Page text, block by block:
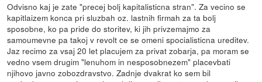
Odvisno kaj je zate "precej bolj kapitalisticna stran". Za vecino se
kapitlaizem konca pri sluzbah oz. lastnih firmah za ta bolj
sposobne, ko pa pride do storitev, ki jih privzemajmo za
samoumevne pa takoj v revolt ce se omeni spocialisticna ureditev.
Jaz recimo za vsaj 20 let placujem za privat zobarja, pa moram se
vedno vsem drugim "lenuhom in nesposobnezem" placevbati
njihovo javno zobozdravstvo. Zadnje dvakrat ko sem bil